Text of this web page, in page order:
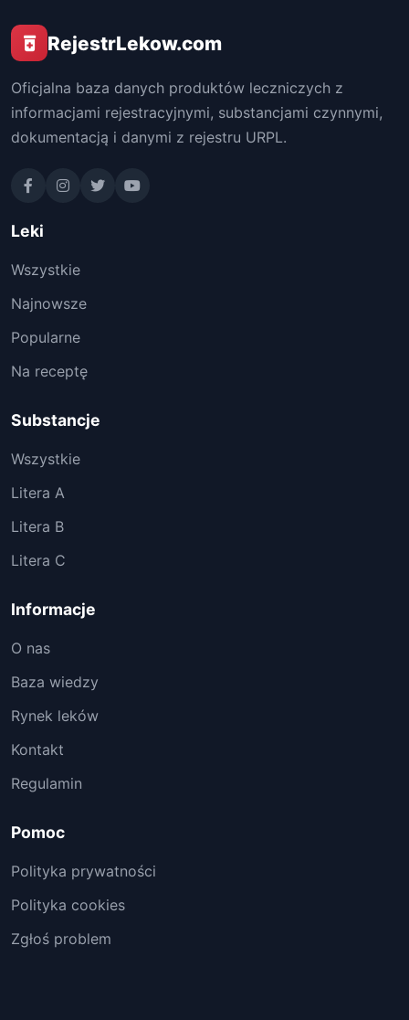
RejestrLekow.com
Oficjalna baza danych produktów leczniczych z
informacjami rejestracyjnymi, substancjami czynnymi,
dokumentacją i danymi z rejestru URPL.
Leki
Wszystkie
Najnowsze
Popularne
Na receptę
Substancje
Wszystkie
Litera A
Litera B
Litera C
Informacje
O nas
Baza wiedzy
Rynek leków
Kontakt
Regulamin
Pomoc
Polityka prywatności
Polityka cookies
Zgłoś problem